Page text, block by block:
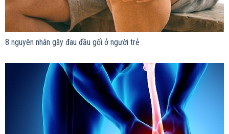
8 nguyên nhân gây đau đầu gối ở người trẻ